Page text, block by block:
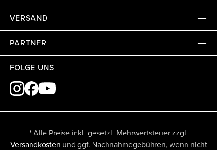
VERSAND
PARTNER
FOLGE UNS
* Alle Preise inkl. gesetzl. Mehrwertsteuer zzgl.
Versandkosten und ggf. Nachnahmegebühren, wenn nicht